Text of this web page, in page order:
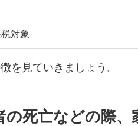
対象
を見ていきましょう。
の死亡などの際